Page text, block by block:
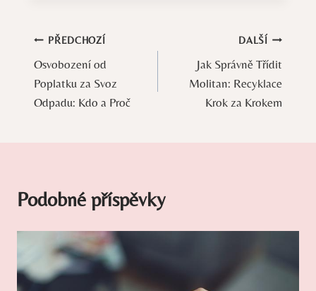
Navigace
pro
příspěvek
PŘEDCHOZÍ
Osvobození od
Poplatku za Svoz
Odpadu: Kdo a Proč
DALŠÍ
Jak Správně Třídit
Molitan: Recyklace
Krok za Krokem
Podobné příspěvky